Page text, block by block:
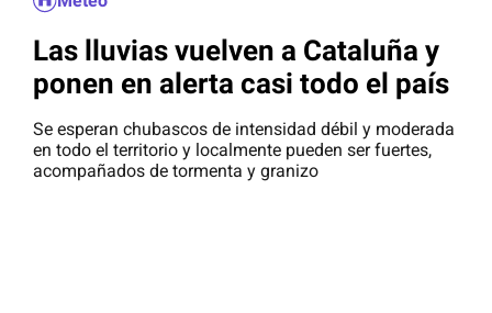
Las lluvias vuelven a Cataluña y
ponen en alerta casi todo el país
Se esperan chubascos de intensidad débil y moderada
en todo el territorio y localmente pueden ser fuertes,
acompañados de tormenta y granizo